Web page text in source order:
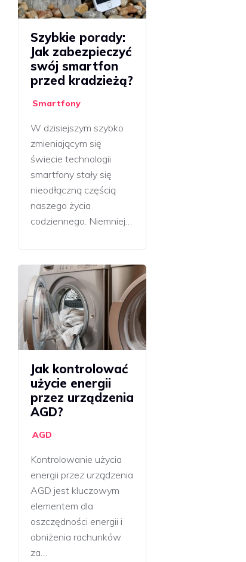
Szybkie porady:
Jak zabezpieczyć
swój smartfon
przed kradzieżą?
Smartfony
W dzisiejszym szybko
zmieniającym się
świecie technologii
smartfony stały się
nieodłączną częścią
naszego życia
codziennego. Niemniej…
Jak kontrolować
użycie energii
przez urządzenia
AGD?
AGD
Kontrolowanie użycia
energii przez urządzenia
AGD jest kluczowym
elementem dla
oszczędności energii i
obniżenia rachunków
za…